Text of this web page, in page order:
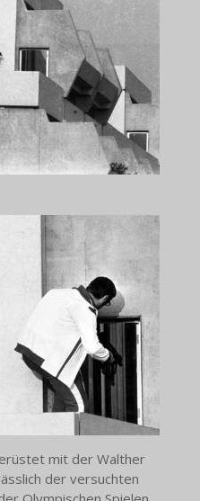
mit der Walther
der versuchten